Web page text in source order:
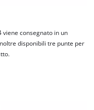
viene consegnato in un
disponibili tre punte per